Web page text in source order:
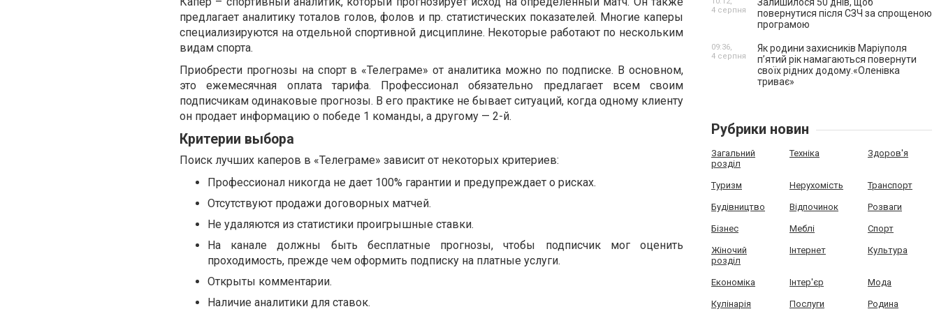
предлагает аналитику тоталов голов, фолов и пр. статистических показателей. Многие каперы
специализируются на отдельной спортивной дисциплине. Некоторые работают по нескольким
видам спорта.
Приобрести прогнозы на спорт в «Телеграме» от аналитика можно по подписке. В основном,
это ежемесячная оплата тарифа. Профессионал обязательно предлагает всем своим
подписчикам одинаковые прогнозы. В его практике не бывает ситуаций, когда одному клиенту
он продает информацию о победе 1 команды, а другому — 2-й.
Критерии выбора
Поиск лучших каперов в «Телеграме» зависит от некоторых критериев:
Профессионал никогда не дает 100% гарантии и предупреждает о рисках.
Отсутствуют продажи договорных матчей.
Не удаляются из статистики проигрышные ставки.
На канале должны быть бесплатные прогнозы, чтобы подписчик мог оценить
проходимость, прежде чем оформить подписку на платные услуги.
Открыты комментарии.
Наличие аналитики для ставок.
повернутися після СЗЧ за спрощеною
програмою
4 серпня
Як родини захисників Маріуполя
пʼятий рік намагаються повернути
своїх рідних додому.«Оленівка
триває»
09:36,
4 серпня
Рубрики новин
Загальний
розділ
Техніка Здоров'я
Туризм Нерухомість Транспорт
Будівництво Відпочинок Розваги
Бізнес Меблі Спорт
Жіночий
розділ
Інтернет Культура
Економіка Інтер'єр Мода
Кулінарія Послуги Родина